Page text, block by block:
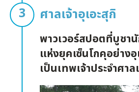
ศาลเจ้าอุเอะสุกิ
พาวเวอร์สปอตที่บูชา
แห่งยุคเซ็นโกคุอย่าง
เป็นเทพเจ้าประจำศาล